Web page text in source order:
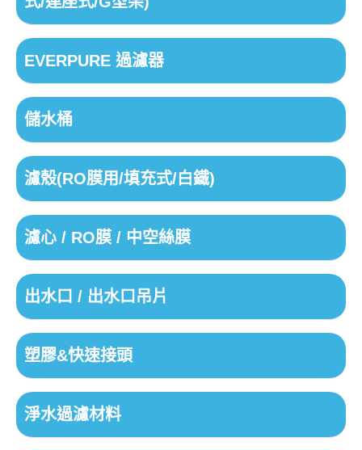
EVERPURE 過濾器
儲水桶
濾殼(RO膜用/填充式/白鐵)
濾心 / RO膜 / 中空絲膜
出水口 / 出水口吊片
塑膠&快速接頭
淨水過濾材料